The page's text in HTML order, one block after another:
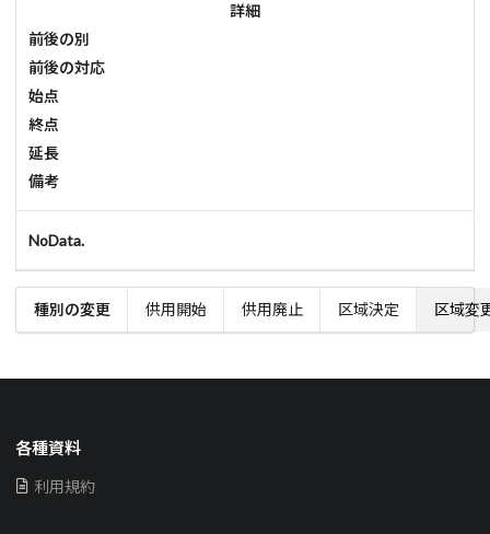
詳細
前後の別
前後の対応
始点
終点
延長
備考
NoData.
種別の変更 供用開始 供用廃止 区域決定 区域変
各種資料
利用規約